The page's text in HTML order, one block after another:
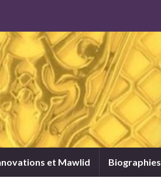
et Mawlid Biographies